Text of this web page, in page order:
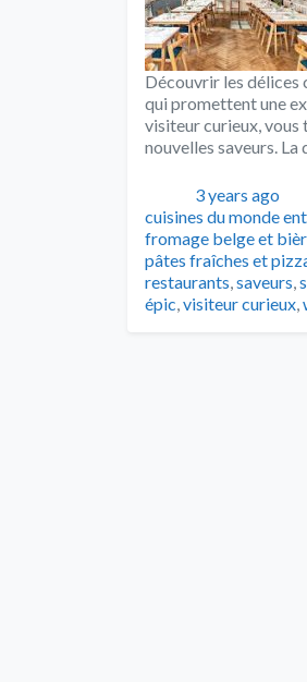
Découvrir les délices
qui promettent une
visiteur curieux, vous
nouvelles saveurs.
Publié3 years ago
cuisines du monde
fromage belge et
pâtes fraîches et
restaurants,saveurs,
épic,visiteur curieux,